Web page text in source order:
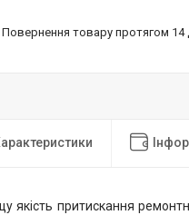
повернення товару протягом 14
якість притискання